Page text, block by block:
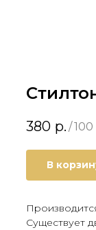
380 р. /100
В
Существует